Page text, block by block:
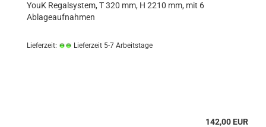
YouK Regalsystem, T 320 mm, H 2210 mm, mit 6
Ablageaufnahmen
Lieferzeit: Lieferzeit 5-7 Arbeitstage
142,00 EUR